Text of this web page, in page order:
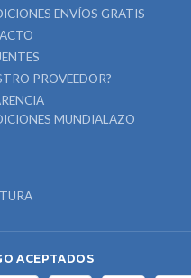
ENVÍOS GRATIS
PROVEEDOR?
MUNDIALAZO
ACEPTADOS